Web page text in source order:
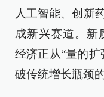
人工智能、创新
成新兴赛道。新
经济正从“量的扩
破传统增长瓶颈